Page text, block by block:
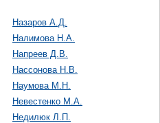
Назаров А.Д.
Налимова Н.А.
Напреев Д.В.
Нассонова Н.В.
Наумова М.Н.
Невестенко М.А.
Недилюк Л.П.